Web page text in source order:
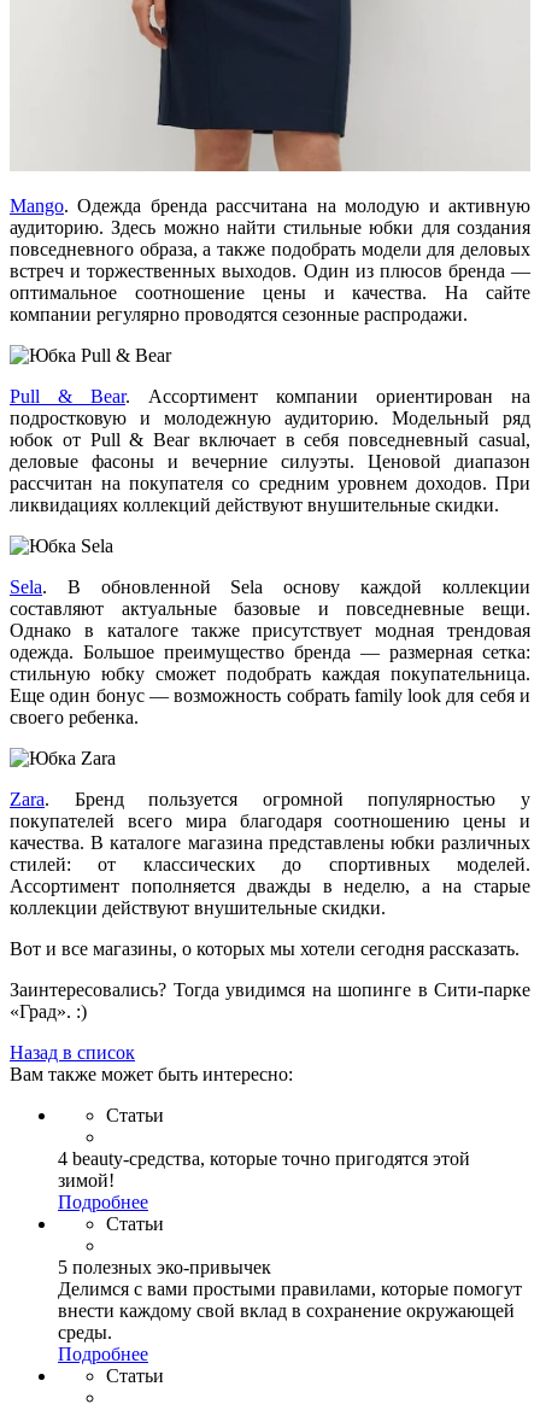
Mango. Одежда бренда рассчитана на молодую и активную
аудиторию. Здесь можно найти стильные юбки для создания
повседневного образа, а также подобрать модели для деловых
встреч и торжественных выходов. Один из плюсов бренда —
оптимальное соотношение цены и качества. На сайте
компании регулярно проводятся сезонные распродажи.
Pull & Bear. Ассортимент компании ориентирован на
подростковую и молодежную аудиторию. Модельный ряд
юбок от Pull & Bear включает в себя повседневный casual,
деловые фасоны и вечерние силуэты. Ценовой диапазон
рассчитан на покупателя со средним уровнем доходов. При
ликвидациях коллекций действуют внушительные скидки.
Sela. В обновленной Sela основу каждой коллекции
составляют актуальные базовые и повседневные вещи.
Однако в каталоге также присутствует модная трендовая
одежда. Большое преимущество бренда — размерная сетка:
стильную юбку сможет подобрать каждая покупательница.
Еще один бонус — возможность собрать family look для себя и
своего ребенка.
Zara. Бренд пользуется огромной популярностью у
покупателей всего мира благодаря соотношению цены и
качества. В каталоге магазина представлены юбки различных
стилей: от классических до спортивных моделей.
Ассортимент пополняется дважды в неделю, а на старые
коллекции действуют внушительные скидки.
Вот и все магазины, о которых мы хотели сегодня рассказать.
Заинтересовались? Тогда увидимся на шопинге в Сити-парке
«Град». :)
Назад в список
Вам также может быть интересно:
Статьи
4 beauty-средства, которые точно пригодятся этой
зимой!
Подробнее
Статьи
5 полезных эко-привычек
Делимся с вами простыми правилами, которые помогут
внести каждому свой вклад в сохранение окружающей
среды.
Подробнее
Статьи